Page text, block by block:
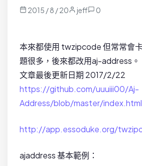
2015 / 8 / 20 jeff 0
本來都使用 twzipcode 但常常會
題很多，後來都改用aj-address。
文章最後更新日期 2017/2/22
https://github.com/uuuiii00/Aj-
Address/blob/master/index.html
http://app.essoduke.org/
ajaddress 基本範例：